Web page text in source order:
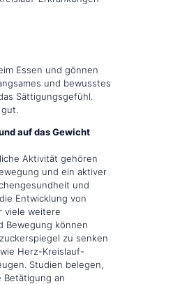
Essen und gönnen
und bewusstes
Sättigungsgefühl.
auf das Gewicht
Aktivität gehören
und ein aktiver
und
Entwicklung von
viele weitere
Bewegung können
zu senken
Herz-Kreislauf-
Studien belegen,
Betätigung an